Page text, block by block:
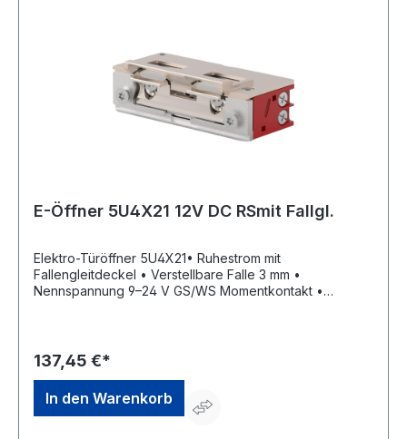
E-Öffner 5U4X21 12V DC RSmit Fallgl.
Elektro-Türöffner 5U4X21• Ruhestrom mit
Fallengleitdeckel • Verstellbare Falle 3 mm •
Nennspannung 9–24 V GS/WS Momentkontakt •
Maße in sehr schmalen Türprofilen einbaubarHersteller:
OPENERS & CLOSERS, Calle Agricultura Nave 1217,
08980 Sant Feliu de Llobregat, Barcelona, ES, +34 934
080 515, info@openers-closers.com
137,45 €*
In den Warenkorb